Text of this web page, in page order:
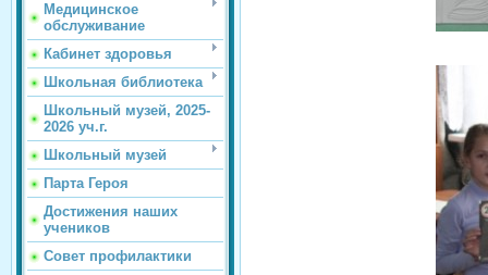
Медицинское
обслуживание
Кабинет здоровья
Школьная библиотека
Школьный музей, 2025-
2026 уч.г.
Школьный музей
Парта Героя
Достижения наших
учеников
Совет профилактики